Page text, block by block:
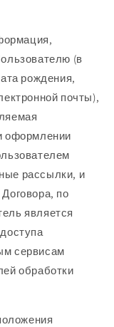
(в
рождения,
почты),
оформлении
рассылки, и
по
является
сервисам
обработки